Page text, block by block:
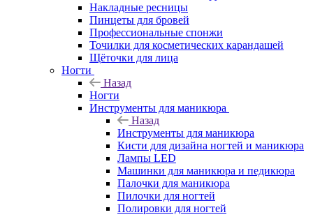
Накладные ресницы
Пинцеты для бровей
Профессиональные спонжи
Точилки для косметических карандашей
Щёточки для лица
Ногти
Назад
Ногти
Инструменты для маникюра
Назад
Инструменты для маникюра
Кисти для дизайна ногтей и маникюра
Лампы LED
Машинки для маникюра и педикюра
Палочки для маникюра
Пилочки для ногтей
Полировки для ногтей